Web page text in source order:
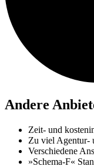
Andere
Zeit- und
Zu viel Agentur-
Verschiedene
»Schema-F«